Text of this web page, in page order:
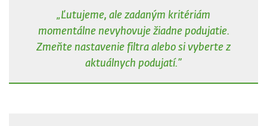
„Ľutujeme, ale zadaným kritériám
momentálne nevyhovuje žiadne podujatie.
Zmeňte nastavenie filtra alebo si vyberte z
aktuálnych podujatí.”